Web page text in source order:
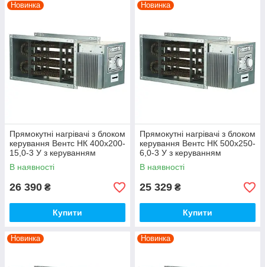
Новинка
Прямокутні нагрівачі з блоком
керування Вентс НК 400х200-
15,0-3 У з керуванням
В наявності
26 390 ₴
Купити
Новинка
Прямокутні нагрівачі з блоком
керування Вентс НК 500х250-
6,0-3 У з керуванням
В наявності
25 329 ₴
Купити
Новинка Новинка